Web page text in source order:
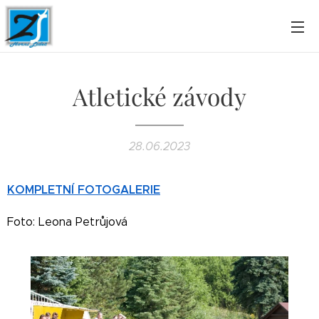
Atletické závody
28.06.2023
KOMPLETNÍ FOTOGALERIE
Foto: Leona Petrůjová